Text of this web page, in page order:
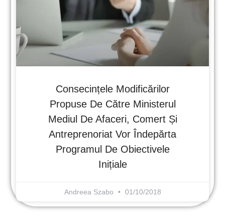
Consecințele Modificărilor
Propuse De Către Ministerul
Mediul De Afaceri, Comert Și
Antreprenoriat Vor Îndepărta
Programul De Obiectivele
Inițiale
Andreea Szabo 01/10/2018